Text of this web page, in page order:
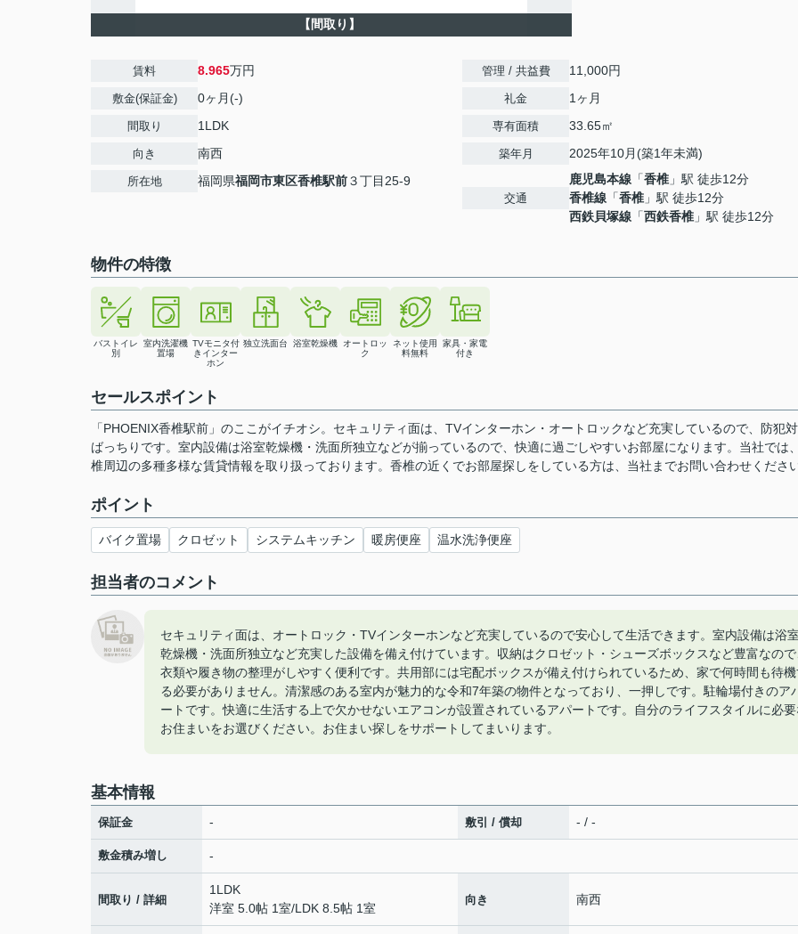
【間取り】
賃料 8.965万円
敷金(保証金) 0ヶ月(-)
間取り 1LDK
向き 南西
所在地 福岡県福岡市東区香椎駅前３丁目25-9
管理 / 共益費 11,000円
礼金 1ヶ月
専有面積 33.65㎡
築年月 2025年10月(築1年未満)
交通
鹿児島本線 「香椎 」駅 徒歩12分
香椎線 「香椎 」駅 徒歩12分
西鉄貝塚線 「西鉄香椎 」駅 徒歩12分
物件の特徴
バストイレ
別
室内洗濯機
置場
TVモニタ付
きインター
ホン
独立洗面台 浴室乾燥機
オートロッ
ク
ネット使用
料無料
家具・家電
付き
セールスポイント
「PHOENIX香椎駅前」のここがイチオシ。セキュリティ面は、TVインターホン・オートロックなど充実しているので、防犯
ばっちりです。室内設備は浴室乾燥機・洗面所独立などが揃っているので、快適に過ごしやすいお部屋になります。当社では
椎周辺の多種多様な賃貸情報を取り扱っております。香椎の近くでお部屋探しをしている方は、当社までお問い合わせくださ
ポイント
バイク置場 クロゼット システムキッチン 暖房便座 温水洗浄便座
担当者のコメント
セキュリティ面は、オートロック・TVインターホンなど充実しているので安心して生活できます。室内設備は浴
乾燥機・洗面所独立など充実した設備を備え付けています。収納はクロゼット・シューズボックスなど豊富なの
衣類や履き物の整理がしやすく便利です。共用部には宅配ボックスが備え付けられているため、家で何時間も待
る必要がありません。清潔感のある室内が魅力的な令和7年築の物件となっており、一押しです。駐輪場付きのア
ートです。快適に生活する上で欠かせないエアコンが設置されているアパートです。自分のライフスタイルに必
お住まいをお選びください。お住まい探しをサポートしてまいります。
基本情報
保証金 - 敷引 / 償却 - / -
敷金積み増し -
間取り / 詳細
1LDK
洋室 5.0帖 1室/LDK 8.5帖 1室
向き 南西